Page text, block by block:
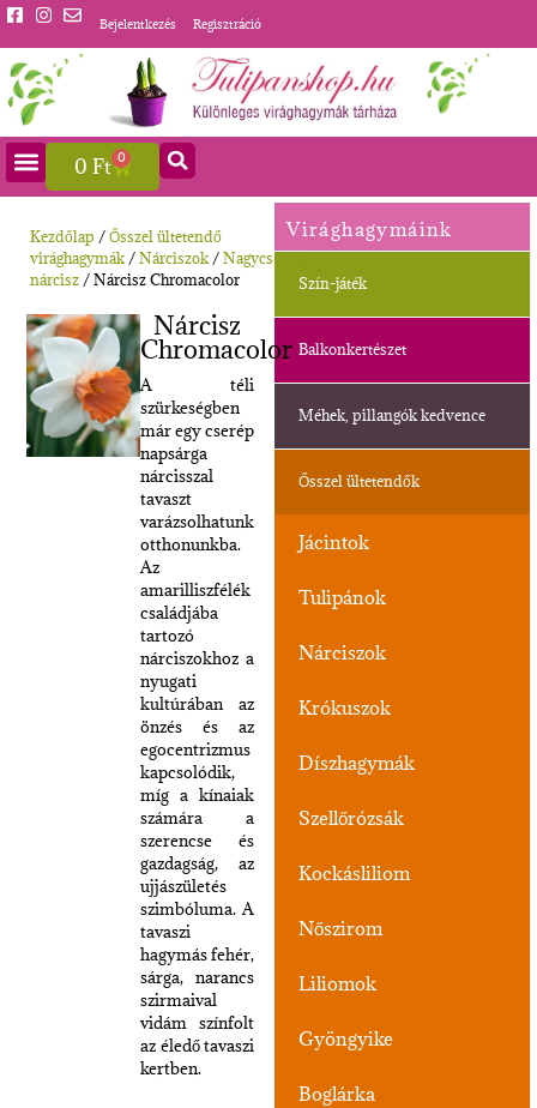
Bejelentkezés Regisztráció
0 Ft 0
Virághagymáink
Szín-játék
Balkonkertészet
Méhek, pillangók kedvence
Ősszel ültetendők
Jácintok
Tulipánok
Nárciszok
Krókuszok
Díszhagymák
Szellőrózsák
Kockásliliom
Nőszirom
Liliomok
Gyöngyike
Boglárka
Kezdőlap /Ősszel ültetendő
virághagymák/Nárciszok/Nagycsészéjű
nárcisz / Nárcisz Chromacolor
Nárcisz
Chromacolor
A téli
szürkeségben
már egy cserép
napsárga
nárcisszal
tavaszt
varázsolhatunk
otthonunkba.
Az
amarilliszfélék
családjába
tartozó
nárciszokhoz a
nyugati
kultúrában az
önzés és az
egocentrizmus
kapcsolódik,
míg a kínaiak
számára a
szerencse és
gazdagság, az
ujjászületés
szimbóluma. A
tavaszi
hagymás fehér,
sárga, narancs
szirmaival
vidám színfolt
az éledő tavaszi
kertben.